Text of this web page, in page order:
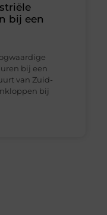
bij een
bij een
van Zuid-
bij